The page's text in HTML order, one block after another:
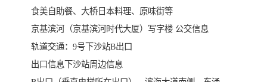
食美自助餐、大桥日本料理、原味街等
京基滨河（京基滨河时代大厦）写字楼 公交信息
轨道交通：9号下沙站B出口
出口信息下沙站周边信息